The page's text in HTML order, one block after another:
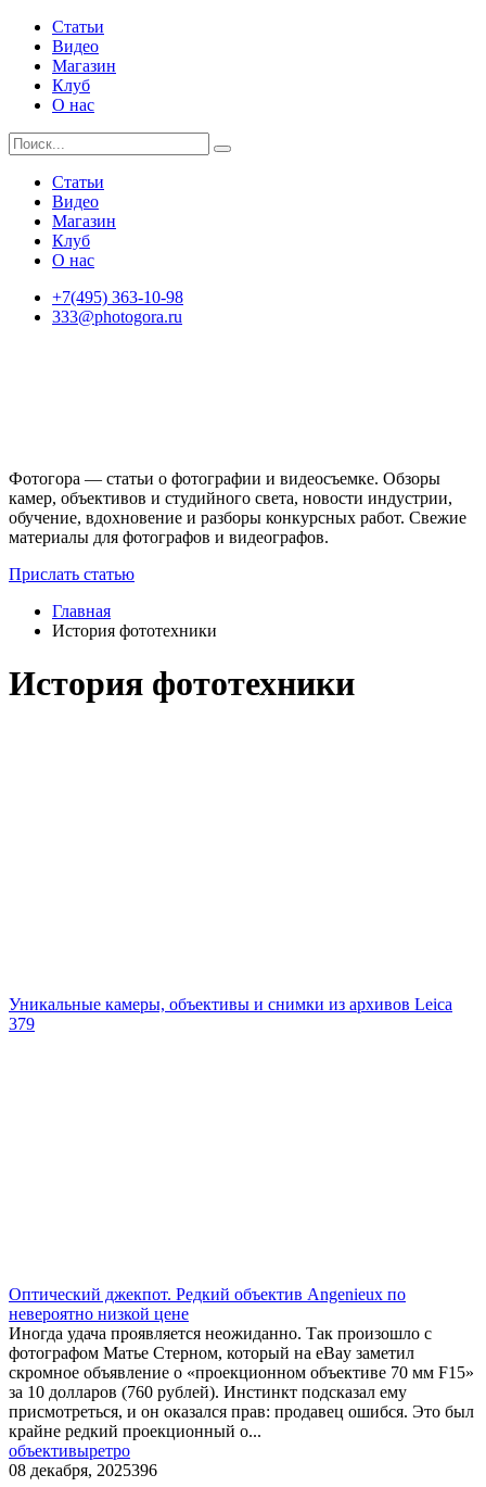
Статьи
Видео
Магазин
Клуб
О нас
Статьи
Видео
Магазин
Клуб
О нас
+7(495) 363-10-98
333@photogora.ru
Фотогора — статьи о фотографии и видеосъемке. Обзоры
камер, объективов и студийного света, новости индустрии,
обучение, вдохновение и разборы конкурсных работ. Свежие
материалы для фотографов и видеографов.
Прислать статью
Главная
История фототехники
История фототехники
Уникальные камеры, объективы и снимки из архивов Leica
379
Оптический джекпот. Редкий объектив Angenieux по
невероятно низкой цене
Иногда удача проявляется неожиданно. Так произошло с
фотографом Матье Стерном, который на eBay заметил
скромное объявление о «проекционном объективе 70 мм F15»
за 10 долларов (760 рублей). Инстинкт подсказал ему
присмотреться, и он оказался прав: продавец ошибся. Это был
крайне редкий проекционный о...
объективыретро
08 декабря, 2025396